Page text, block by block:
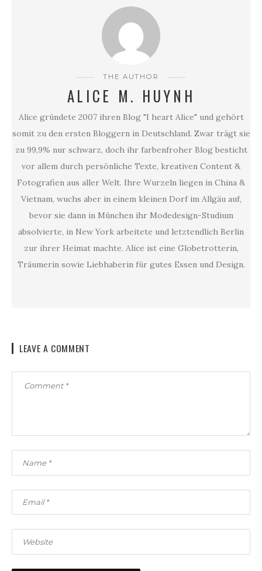
THE AUTHOR
ALICE M. HUYNH
Alice gründete 2007 ihren Blog "I heart Alice" und gehört
somit zu den ersten Bloggern in Deutschland. Zwar trägt sie
zu 99,9% nur schwarz, doch ihr farbenfroher Blog besticht
vor allem durch persönliche Texte, kreativen Content &
Fotografien aus aller Welt. Ihre Wurzeln liegen in China &
Vietnam, wuchs aber in einem kleinen Dorf im Allgäu auf,
bevor sie dann in München ihr Modedesign-Studium
absolvierte, in New York arbeitete und letztendlich Berlin
zur ihrer Heimat machte. Alice ist eine Globetrotterin,
Träumerin sowie Liebhaberin für gutes Essen und Design.
LEAVE A COMMENT